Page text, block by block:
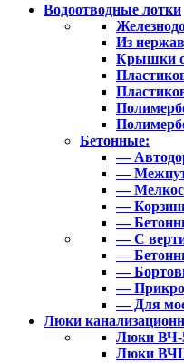
Водоотводные лотки
Из
Крышки
Бетонные:
—
—
—
—
—
— С
—
—
—
— Для
Люки
Люки ВЧ-
Люки